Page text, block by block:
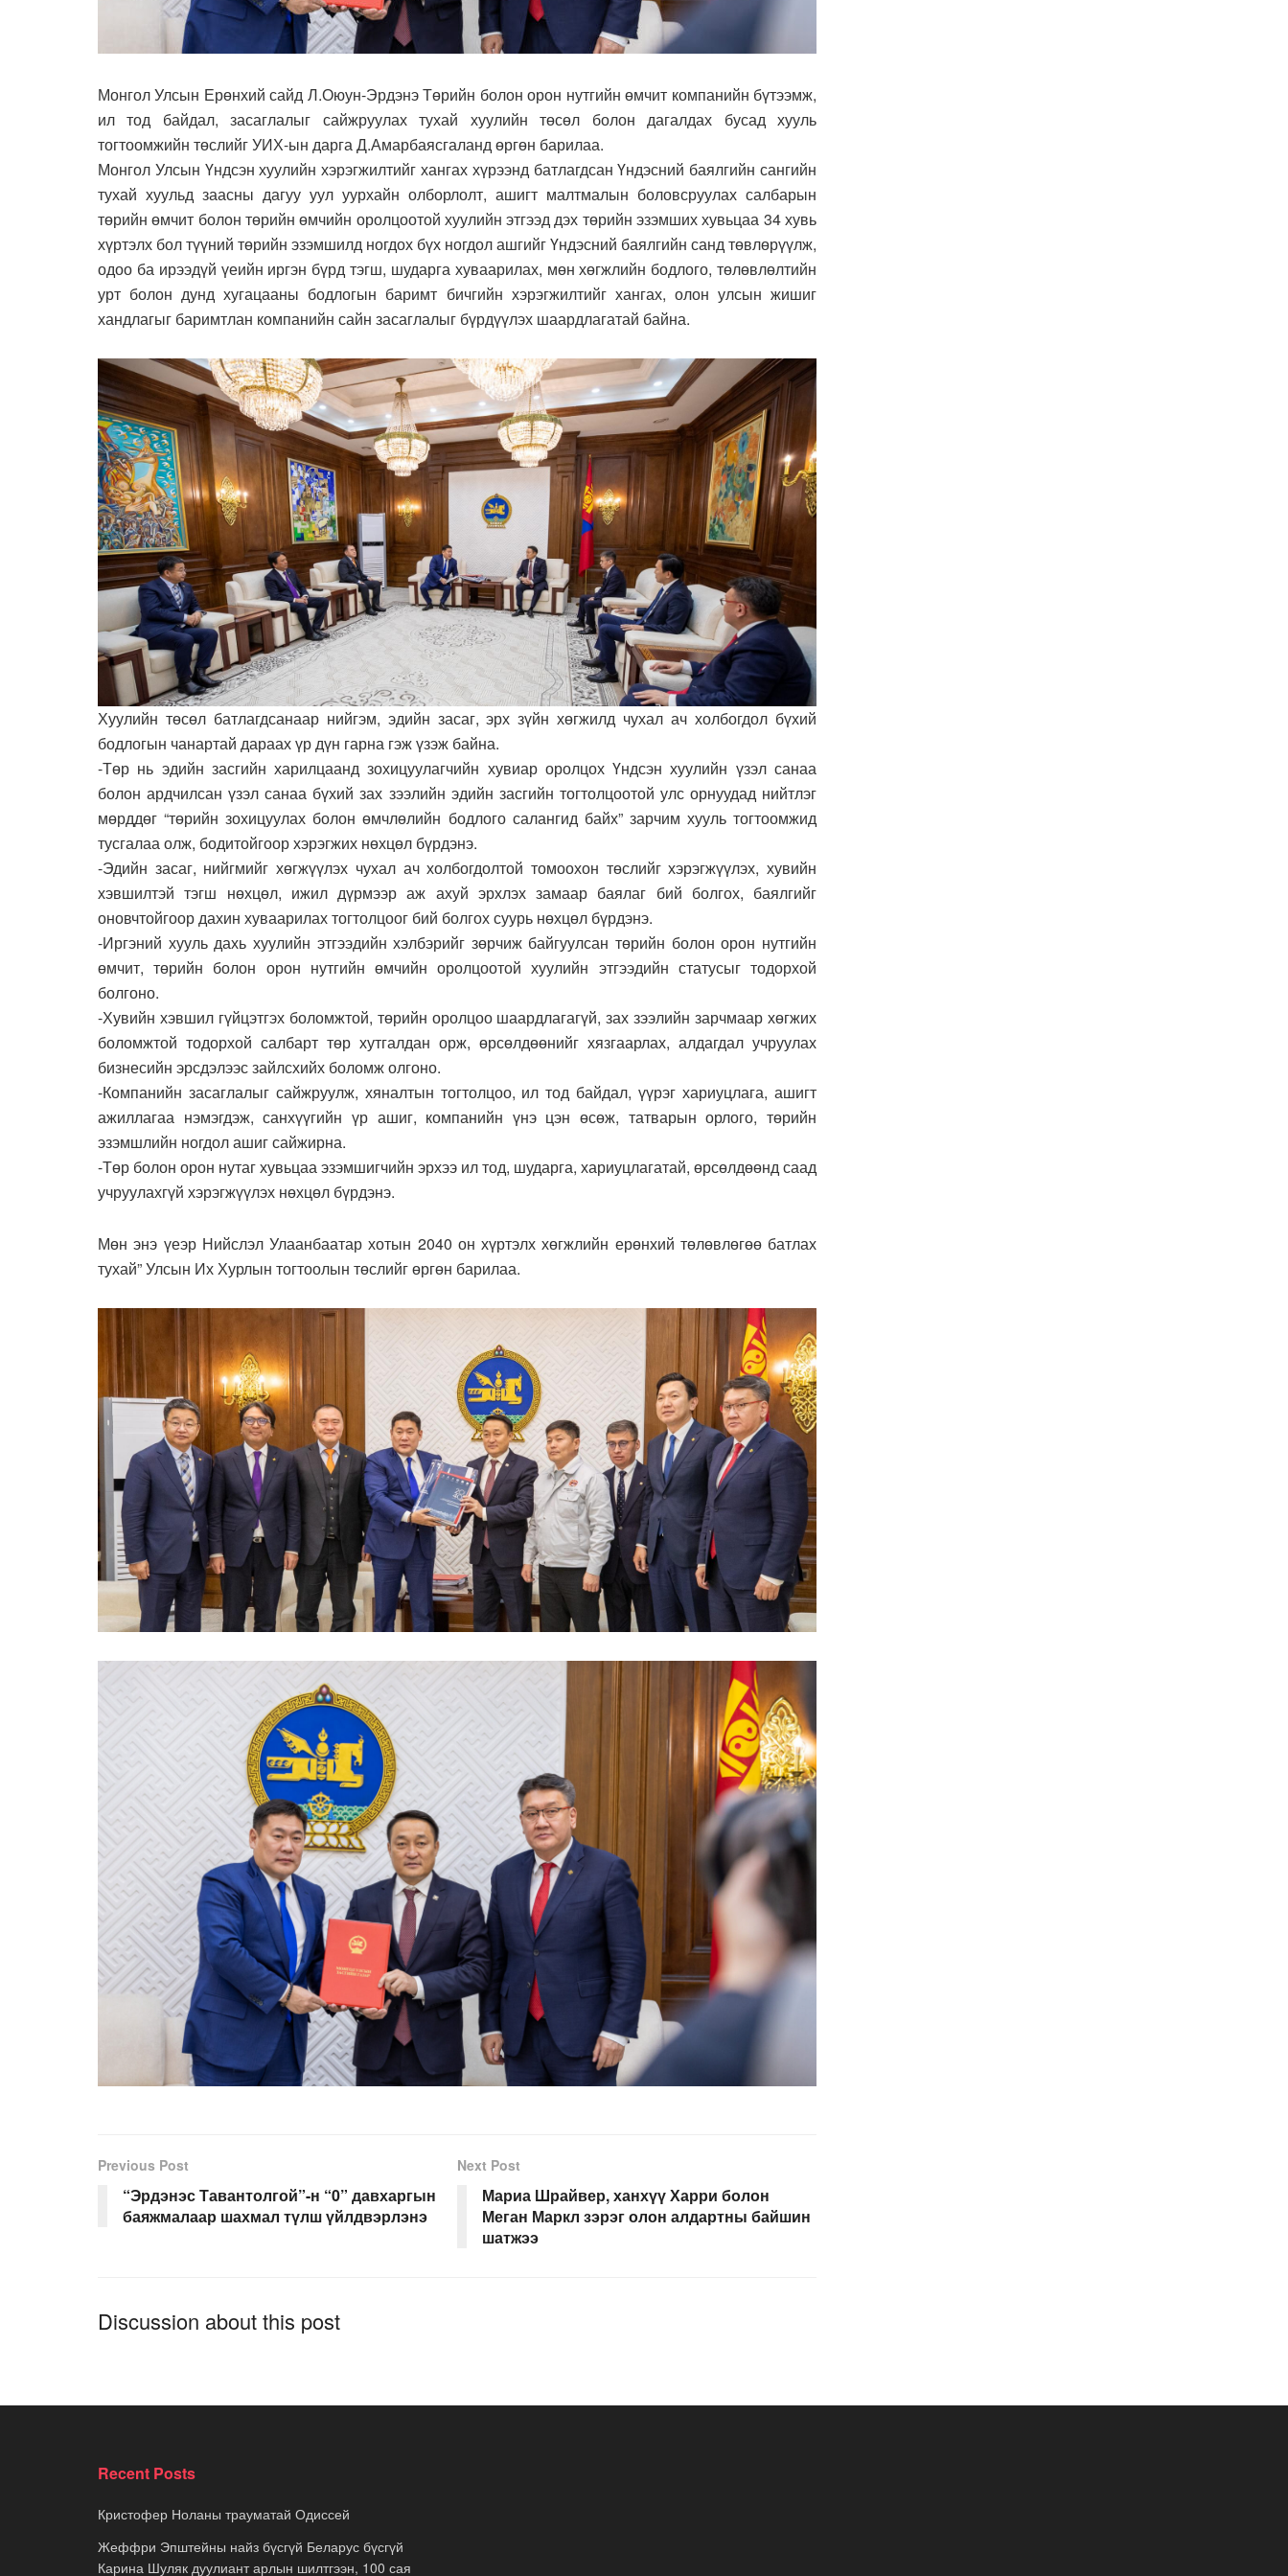
Монгол Улсын Ерөнхий сайд Л.Оюун-Эрдэнэ Төрийн болон орон нутгийн өмчит компанийн бүтээмж,
ил тод байдал, засаглалыг сайжруулах тухай хуулийн төсөл болон дагалдах бусад хууль
тогтоомжийн төслийг УИХ-ын дарга Д.Амарбаясгаланд өргөн барилаа.
Монгол Улсын Үндсэн хуулийн хэрэгжилтийг хангах хүрээнд батлагдсан Үндэсний баялгийн сангийн
тухай хуульд заасны дагуу уул уурхайн олборлолт, ашигт малтмалын боловсруулах салбарын
төрийн өмчит болон төрийн өмчийн оролцоотой хуулийн этгээд дэх төрийн эзэмших хувьцаа 34 хувь
хүртэлх бол түүний төрийн эзэмшилд ногдох бүх ногдол ашгийг Үндэсний баялгийн санд төвлөрүүлж,
одоо ба ирээдүй үеийн иргэн бүрд тэгш, шударга хуваарилах, мөн хөгжлийн бодлого, төлөвлөлтийн
урт болон дунд хугацааны бодлогын баримт бичгийн хэрэгжилтийг хангах, олон улсын жишиг
хандлагыг баримтлан компанийн сайн засаглалыг бүрдүүлэх шаардлагатай байна.
Хуулийн төсөл батлагдсанаар нийгэм, эдийн засаг, эрх зүйн хөгжилд чухал ач холбогдол бүхий
бодлогын чанартай дараах үр дүн гарна гэж үзэж байна.
-Төр нь эдийн засгийн харилцаанд зохицуулагчийн хувиар оролцох Үндсэн хуулийн үзэл санаа
болон ардчилсан үзэл санаа бүхий зах зээлийн эдийн засгийн тогтолцоотой улс орнуудад нийтлэг
мөрддөг “төрийн зохицуулах болон өмчлөлийн бодлого салангид байх” зарчим хууль тогтоомжид
тусгалаа олж, бодитойгоор хэрэгжих нөхцөл бүрдэнэ.
-Эдийн засаг, нийгмийг хөгжүүлэх чухал ач холбогдолтой томоохон төслийг хэрэгжүүлэх, хувийн
хэвшилтэй тэгш нөхцөл, ижил дүрмээр аж ахуй эрхлэх замаар баялаг бий болгох, баялгийг
оновчтойгоор дахин хуваарилах тогтолцоог бий болгох суурь нөхцөл бүрдэнэ.
-Иргэний хууль дахь хуулийн этгээдийн хэлбэрийг зөрчиж байгуулсан төрийн болон орон нутгийн
өмчит, төрийн болон орон нутгийн өмчийн оролцоотой хуулийн этгээдийн статусыг тодорхой
болгоно.
-Хувийн хэвшил гүйцэтгэх боломжтой, төрийн оролцоо шаардлагагүй, зах зээлийн зарчмаар хөгжих
боломжтой тодорхой салбарт төр хутгалдан орж, өрсөлдөөнийг хязгаарлах, алдагдал учруулах
бизнесийн эрсдэлээс зайлсхийх боломж олгоно.
-Компанийн засаглалыг сайжруулж, хяналтын тогтолцоо, ил тод байдал, үүрэг хариуцлага, ашигт
ажиллагаа нэмэгдэж, санхүүгийн үр ашиг, компанийн үнэ цэн өсөж, татварын орлого, төрийн
эзэмшлийн ногдол ашиг сайжирна.
-Төр болон орон нутаг хувьцаа эзэмшигчийн эрхээ ил тод, шударга, хариуцлагатай, өрсөлдөөнд саад
учруулахгүй хэрэгжүүлэх нөхцөл бүрдэнэ.
Мөн энэ үеэр Нийслэл Улаанбаатар хотын 2040 он хүртэлх хөгжлийн ерөнхий төлөвлөгөө батлах
тухай” Улсын Их Хурлын тогтоолын төслийг өргөн барилаа.
Previous Post
“Эрдэнэс Тавантолгой”-н “0” давхаргын
баяжмалаар шахмал түлш үйлдвэрлэнэ
Next Post
Мариа Шрайвер, ханхүү Харри болон
Меган Маркл зэрэг олон алдартны байшин
шатжээ
Discussion about this post
Recent Posts
Кристофер Ноланы трауматай Одиссей
Жеффри Эпштейны найз бүсгүй Беларус бүсгүй
Карина Шуляк дуулиант арлын шилтгээн, 100 сая